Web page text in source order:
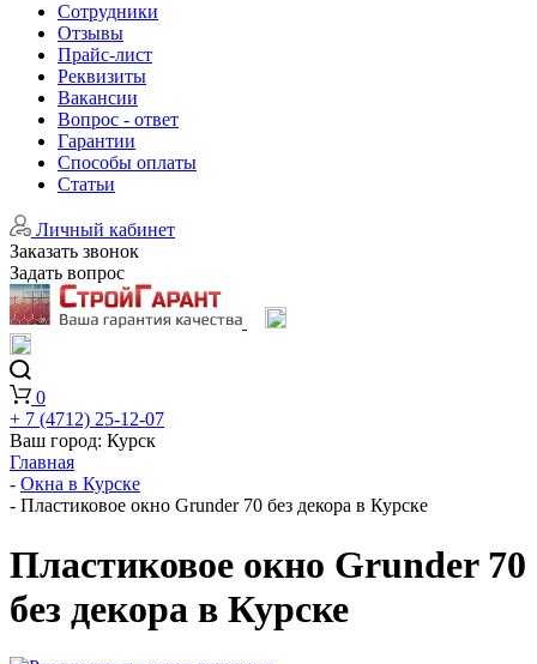
Сотрудники
Отзывы
Прайс-лист
Реквизиты
Вакансии
Вопрос - ответ
Гарантии
Способы оплаты
Статьи
Личный кабинет
Заказать звонок
Задать вопрос
0
+ 7 (4712) 25-12-07
Ваш город: Курск
Главная
- Окна в Курске
- Пластиковое окно Grunder 70 без декора в Курске
Пластиковое окно Grunder 70
без декора в Курске